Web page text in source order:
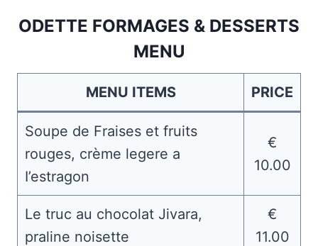
ODETTE FORMAGES & DESSERTS
MENU
MENU ITEMS PRICE
Soupe de Fraises et fruits
rouges, crème legere a
I’estragon
€
10.00
Le truc au chocolat Jivara,
praline noisette
€
11.00